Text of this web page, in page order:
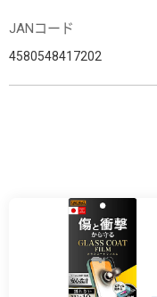
JANコード
4580548417202